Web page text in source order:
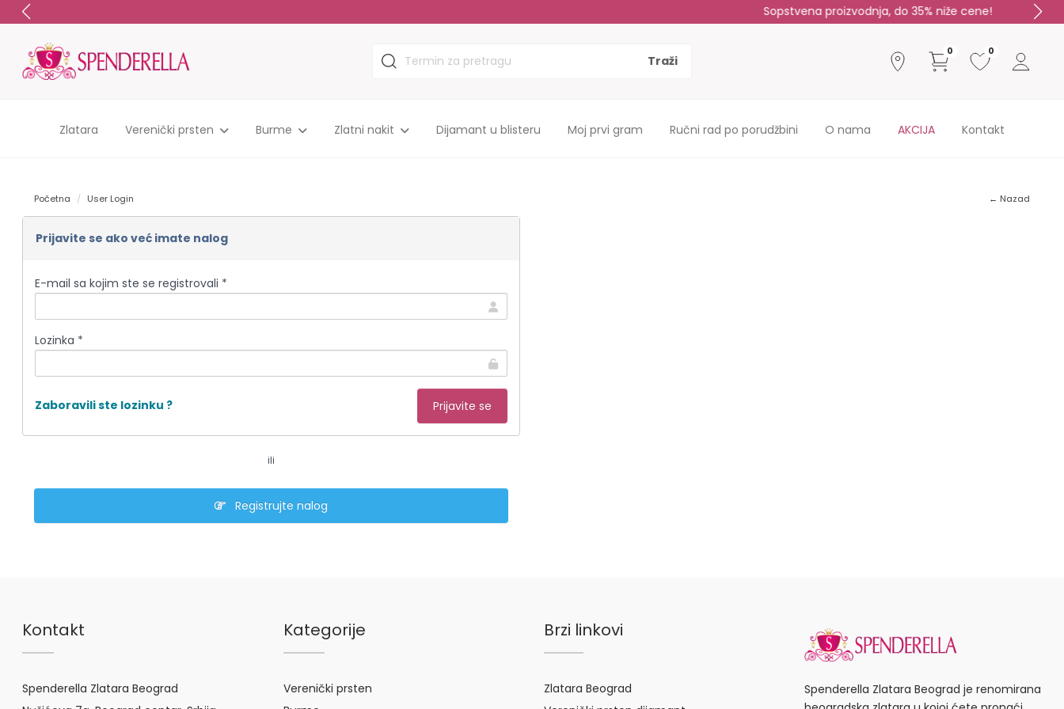
0 0
Zlatara Verenički prsten Burme Zlatni nakit Dijamant u blisteru Moj prvi gram Ručni rad po porudžbini O nama AKCIJA Kontakt
Početna User Login ← Nazad
Prijavite se ako već imate nalog
E-mail sa kojim ste se registrovali *
Lozinka *
Zaboravili ste lozinku ?
ili
Registrujte nalog
Kontakt
Spenderella Zlatara Beograd
Kategorije
Verenički prsten
Brzi linkovi
Zlatara Beograd
Spenderella Zlatara Beograd je renomirana